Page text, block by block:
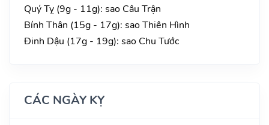
Quý Tỵ (9g - 11g): sao Câu Trận
Bính Thân (15g - 17g): sao Thiên Hình
Đinh Dậu (17g - 19g): sao Chu Tước
CÁC NGÀY KỴ